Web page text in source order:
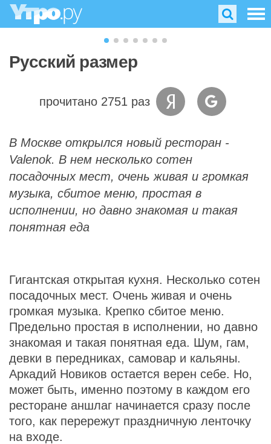
Русский размер
прочитано 2751 раз
В Москве открылся новый ресторан -
Valenok. В нем несколько сотен
посадочных мест, очень живая и громкая
музыка, сбитое меню, простая в
исполнении, но давно знакомая и такая
понятная еда
Гигантская открытая кухня. Несколько сотен
посадочных мест. Очень живая и очень
громкая музыка. Крепко сбитое меню.
Предельно простая в исполнении, но давно
знакомая и такая понятная еда. Шум, гам,
девки в передниках, самовар и кальяны.
Аркадий Новиков остается верен себе. Но,
может быть, именно поэтому в каждом его
ресторане аншлаг начинается сразу после
того, как перережут праздничную ленточку
на входе.